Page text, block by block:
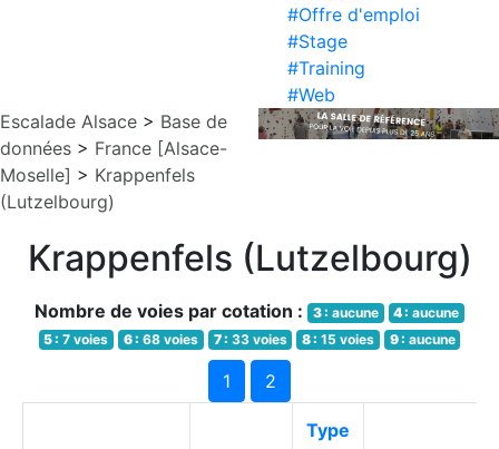
#Offre d'emploi
#Stage
#Training
#Web
Escalade Alsace > Base de
données > France [Alsace-
Moselle] > Krappenfels
(Lutzelbourg)
Krappenfels (Lutzelbourg)
Nombre de voies par cotation : 3 : aucune 4 : aucune
5 : 7 voies 6 : 68 voies 7 : 33 voies 8 : 15 voies 9 : aucune
1 2
Type